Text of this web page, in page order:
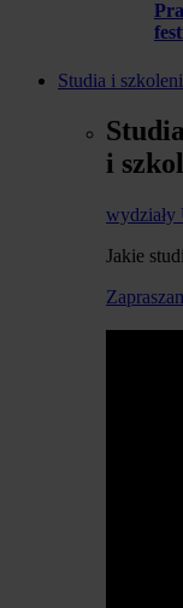
Studia i
i
wydziały
Jakie